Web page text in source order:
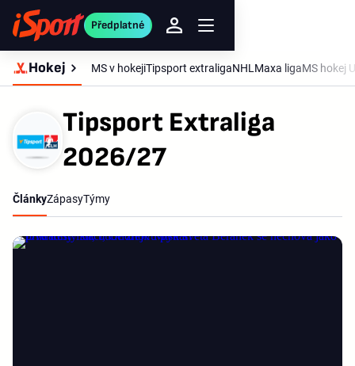
Předplatné
Hokej MS v hokejiTipsport extraligaNHL Maxa ligaMS hokej
Tipsport Extraliga
2026/27
ČlánkyZápasyTýmy